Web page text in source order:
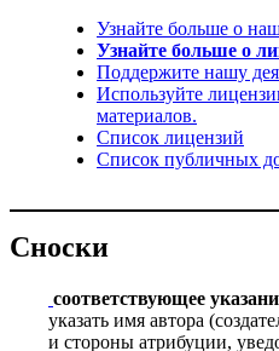
Узнайте больше о
Узнайте больше о
Поддержите нашу
Используйте
материалов.
Список лицензий
Список публичных
Сноски
соответствующее
указать имя автора
и стороны атрибуции,